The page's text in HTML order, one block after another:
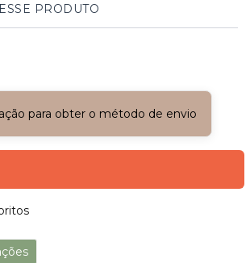
PRODUTO
para obter o método de envio